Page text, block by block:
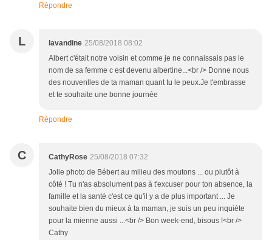
Répondre
L lavandine 25/08/2018 08:02
Albert c'était notre voisin et comme je ne connaissais pas le
nom de sa femme c est devenu albertine...<br /> Donne nous
des nouvenlles de ta maman quant tu le peux.Je t'embrasse
et te souhaite une bonne journée
Répondre
C CathyRose 25/08/2018 07:32
Jolie photo de Bébert au milieu des moutons ... ou plutôt à
côté ! Tu n'as absolument pas à t'excuser pour ton absence, la
famille et la santé c'est ce qu'il y a de plus important ... Je
souhaite bien du mieux à ta maman, je suis un peu inquiète
pour la mienne aussi ...<br /> Bon week-end, bisous !<br />
Cathy